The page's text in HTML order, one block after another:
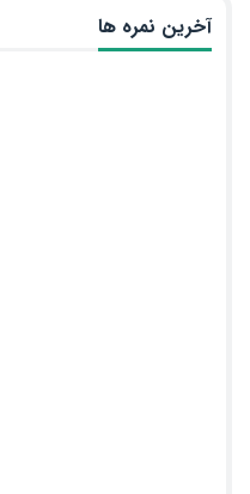
آخرین نمره ها